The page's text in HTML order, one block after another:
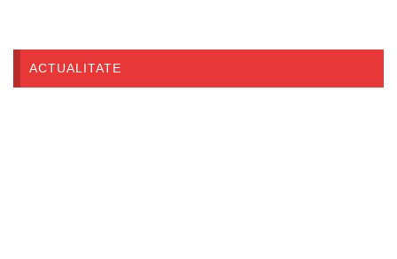
ACTUALITATE